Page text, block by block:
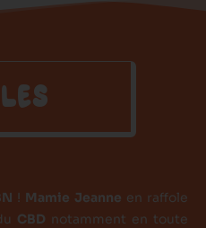
! Mamie Jeanne en raffole
CBD notamment en toute